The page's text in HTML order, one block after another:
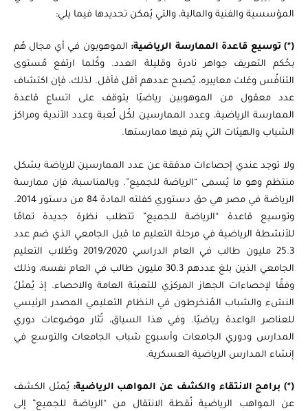
المؤسسية والفنية والمالية، والتي يُمكن تحديدها فيما يلي:
(*) توسيع قاعدة الممارسة الرياضية:الموهوبون في أي مجال هُم
بحُكم التعريف جواهر نادرة وقليلة العدد. وكُلما ارتفع مُستوى
التنافُس وعَلت معاييره، يُصبح عددهم أقل فأقل. لذلك، فإن اكتشاف
عدد معقول من الموهوبين رياضيًا يتوقف على اتساع قاعدة
الممارسة الرياضية، وعدد الممارسين لكُل لُعبة وعدد الأندية ومراكز
الشباب والهيئات التي يتم فيها ممارستها.
ولا توجد عندي إحصاءات مدققة عن عدد الممارسين للرياضة بشكل
منتظم وهو ما يُسمى “الرياضة للجميع”. وبالمناسبة، فإن ممارسة
الرياضة في مصر هي حق دستوري كفلته المادة 84 من دستور 2014.
وتوسيع قاعدة “الرياضة للجميع” تتطلب نظرة جديدة تمامًا
للأنشطة الرياضية في مرحلة التعليم ما قبل الجامعي الذي ضم عدد
25.3 مليون طالب في العام الدراسي 2019/2020 وطُلاب التعليم
الجامعي الذين بلغ عددهم 30.3 مليون طالب في العام نفسه، وذلك
وفقًا لإحصاءات الجهاز المركزي للتعبئة العامة والاحصاء. إذ يُمثلُ
النشء والشباب المُنخرطون في النظام التعليمي المصدر الرئيسي
للعناصر الواعدة رياضيًا. وفي هذا السياق، تُثار موضوعات دوري
المدارس ودوري الجامعات وأسبوع شباب الجامعات والتوسع في
إنشاء المدارس الرياضية العسكرية.
(*) برامج الانتقاء والكشف عن المواهب الرياضية:يُمثل الكشف
عن المواهب الرياضية نُقطة الانتقال من “الرياضة للجميع” إلى